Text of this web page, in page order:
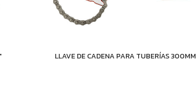
LLAVE DE CADENA PARA TUBERÍAS 300MM